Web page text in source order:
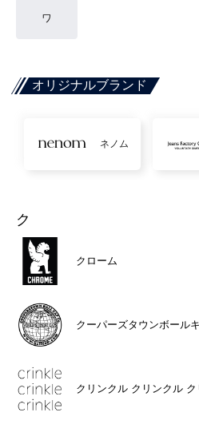
ワ
オリジナルブランド
ネノム
ク
クローム
クーパーズタウンボール
クリンクル クリンクル